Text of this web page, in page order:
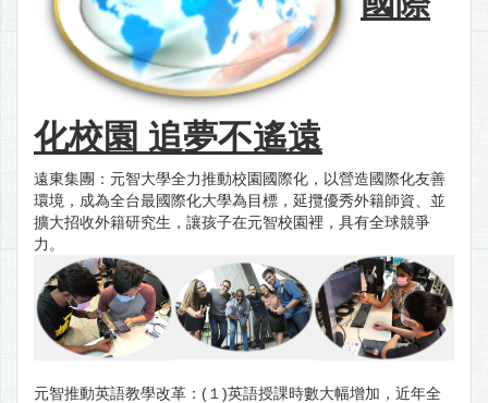
化校園 追夢不遙遠
遠東集團：元智大學全力推動校園國際化，以營造國際化友善
環境，成為全台最國際化大學為目標，延攬優秀外籍師資、並
擴大招收外籍研究生，讓孩子在元智校園裡，具有全球競爭
力。
元智推動英語教學改革：(１)英語授課時數大幅增加，近年全